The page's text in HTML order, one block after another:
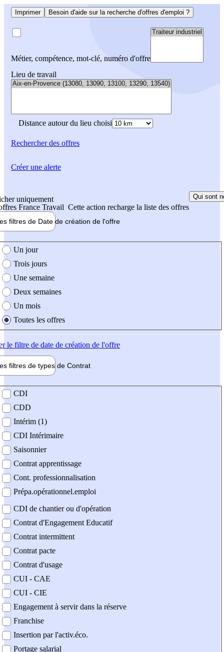
Imprimer Besoin d'aide sur la recherche d'offres d'emploi ?
Métier, compétence, mot-clé, numéro d'offre
Lieu de travail
Distance autour du lieu choisi
Rechercherdes offres
uniquement
France Travail Cette action recharge la liste des offres
Qui sont
filtres de Date de création de l'offre
création de l'offre
Un jour
Trois jours
Une semaine
Deux semaines
Un mois
Toutes les offres
le filtre de date de création de l'offre
filtres de types de Contrat
contrat
CDI
CDD
Intérim (1)
CDI Intérimaire
Saisonnier
Contrat apprentissage
Cont. professionnalisation
Prépa.opérationnel.emploi
CDI de chantier ou d'opération
Contrat d'Engagement Educatif
Contrat intermittent
Contrat pacte
Contrat d'usage
CUI - CAE
CUI - CIE
Engagement à servir dans la réserve
Franchise
Insertion par l'activ.éco.
Portage salarial
Créer une alerte